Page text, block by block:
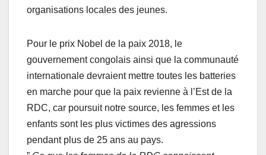
organisations locales des jeunes.
Pour le prix Nobel de la paix 2018, le
gouvernement congolais ainsi que la communauté
internationale devraient mettre toutes les batteries
en marche pour que la paix revienne à l’Est de la
RDC, car poursuit notre source, les femmes et les
enfants sont les plus victimes des agressions
pendant plus de 25 ans au pays.